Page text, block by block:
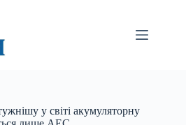
у світі акумуляторну